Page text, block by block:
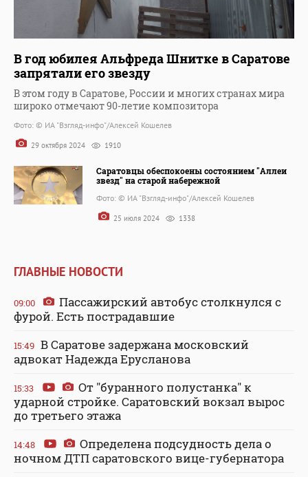
В год юбилея Альфреда Шнитке в Саратове
запрятали его звезду
В этом году в Саратове, России и многих странах мира
широко отмечают 90-летие композитора
Фото: © ИА "Взгляд-инфо"/Алексей Кошелев
29 октября 2024 1910
Саратовцы обеспокоены состоянием "Аллеи
звезд" на старой набережной
Фото: © ИА "Взгляд-инфо"/Алексей Кошелев
25 июля 2024 1338
ГЛАВНЫЕ НОВОСТИ
09:00
Пассажирский автобус столкнулся с
фурой. Есть пострадавшие
15:49 В Саратове задержана московский
адвокат Надежда Ерусланова
15:33
От "буранного полустанка" к
ударной стройке. Саратовский вокзал вырос
до третьего этажа
14:48
Определена подсудность дела о
ночном ДТП саратовского вице-губернатора